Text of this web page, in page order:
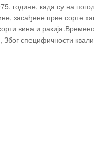
године, када су на
засађене прве сорте
вина и
специфичности